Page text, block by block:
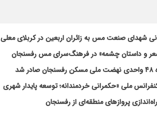
شهدای صنعت مس به زائران اربعین در کربلای معلی
و داستان چشمه» در فرهنگ‌سرای مس رفسنجان
ملی «حکمرانی خردمندانه؛ توسعه پایدار شهری
پروازهای منطقه‌ای از رفسنجان